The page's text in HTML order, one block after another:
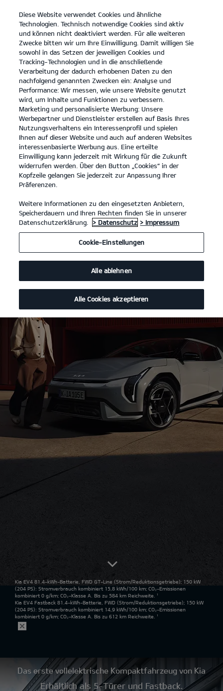
open
menu
KONTAKT
Der EV4 Probefahrt / Angebot
Konfigurator
... ... DER EV4
Der Kia EV4
Entdecke die Welt in neuem Licht.
Kia EV4 81.4-kWh-Batterie, FWD GT-Line (Strom/Reduktionsgetriebe); 150 kW
(204 PS): Stromverbrauch kombiniert 15,8 kWh/100 km; CO₂-Emissionen
kombiniert 0 g/km; CO₂-Klasse A. Bis zu 584 km Reichweite. ¹
Kia EV4 Fastback 81.4-kWh-Batterie, FWD (Strom/Reduktionsgetriebe); 150 kW
(204 PS): Stromverbrauch kombiniert 14,9 kWh/100 km; CO₂-Emissionen
kombiniert 0 g/km; CO₂-Klasse A. Bis zu 612 km Reichweite. ¹
Das erste vollelektrische Kompaktfahrzeug von Kia
Erhältlich als 5-Türer und Fastback.
Diese Website verwendet Cookies und ähnliche
Technologien. Technisch notwendige Cookies sind aktiv
und können nicht deaktiviert werden. Für alle weiteren
Zwecke bitten wir um Ihre Einwilligung. Damit willigen Sie
sowohl in das Setzen der jeweiligen Cookies und
Tracking-Technologien und in die anschließende
Verarbeitung der dadurch erhobenen Daten zu den
nachfolgend genannten Zwecken ein: Analyse und
Performance: Wir messen, wie unsere Website genutzt
wird, um Inhalte und Funktionen zu verbessern.
Marketing und personalisierte Werbung: Unsere
Werbepartner und Dienstleister erstellen auf Basis Ihres
Nutzungsverhaltens ein Interessenprofil und spielen
Ihnen auf dieser Website und auch auf anderen Websites
interessenbasierte Werbung aus. Eine erteilte
Einwilligung kann jederzeit mit Wirkung für die Zukunft
widerrufen werden. Über den Button „Cookies“ in der
Kopfzeile gelangen Sie jederzeit zur Anpassung Ihrer
Präferenzen.
Weitere Informationen zu den eingesetzten Anbietern,
Speicherdauern und Ihren Rechten finden Sie in unserer
Datenschutzerklärung.
> Datenschutz > Impressum
Cookie-Einstellungen
Alle ablehnen
Alle Cookies akzeptieren